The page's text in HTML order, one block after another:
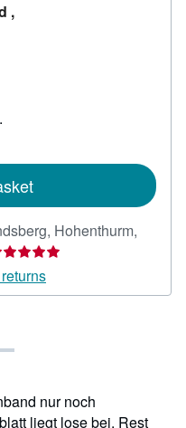
,
Hohenthurm,
nur noch
liegt lose bei, Rest